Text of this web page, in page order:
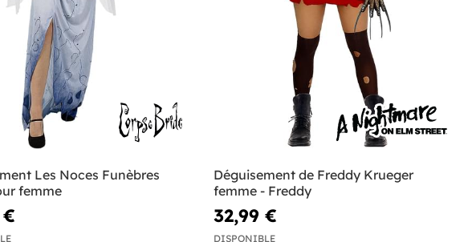
Les Noces Funèbres
femme
Déguisement de Freddy Krueger
femme - Freddy
32,99 €
DISPONIBLE